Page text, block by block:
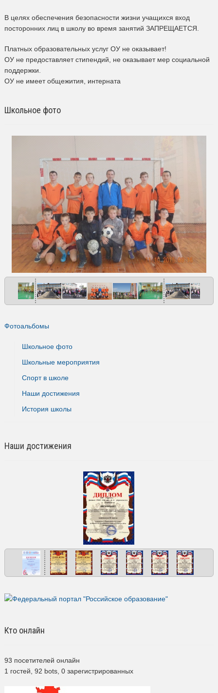
В целях обеспечения безопасности жизни учащихся вход
посторонних лиц в школу во время занятий ЗАПРЕЩАЕТСЯ.
Платных образовательных услуг ОУ не оказывает!
ОУ не предоставляет стипендий, не оказывает мер социальной
поддержки.
ОУ не имеет общежития, интерната
Школьное фото
Фотоальбомы
Школьное фото
Школьные мероприятия
Спорт в школе
Наши достижения
История школы
Наши достижения
Кто онлайн
93 посетителей онлайн
1 гостей, 92 bots, 0 зарегистрированных